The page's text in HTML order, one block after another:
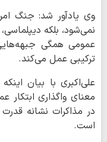
وی یادآور شد: جنگ
نمی‌شود، بلکه
عمومی همگی
ترکیبی عمل می‌کند.
علی‌اکبری با بیان
معنای واگذاری
در مذاکرات نشانه
است.